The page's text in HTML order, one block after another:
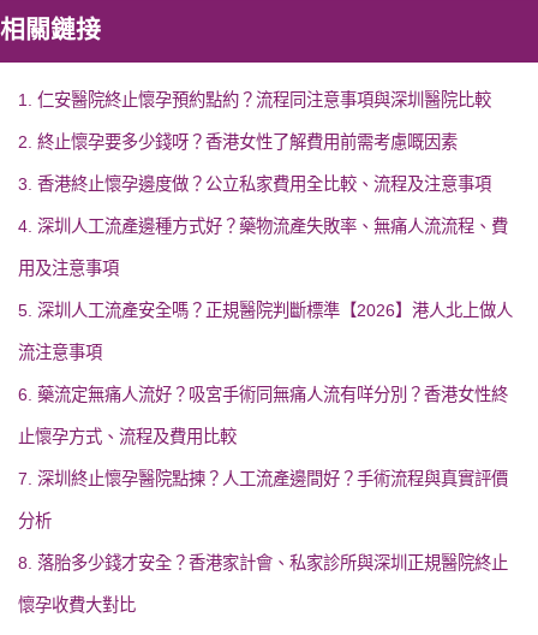
相關鏈接
1. 仁安醫院終止懷孕預約點約？流程同注意事項與深圳醫院比較
2. 終止懷孕要多少錢呀？香港女性了解費用前需考慮嘅因素
3. 香港終止懷孕邊度做？公立私家費用全比較、流程及注意事項
4. 深圳人工流產邊種方式好？藥物流產失敗率、無痛人流流程、費
用及注意事項
5. 深圳人工流產安全嗎？正規醫院判斷標準【2026】港人北上做人
流注意事項
6. 藥流定無痛人流好？吸宮手術同無痛人流有咩分別？香港女性終
止懷孕方式、流程及費用比較
7. 深圳終止懷孕醫院點揀？人工流產邊間好？手術流程與真實評價
分析
8. 落胎多少錢才安全？香港家計會、私家診所與深圳正規醫院終止
懷孕收費大對比